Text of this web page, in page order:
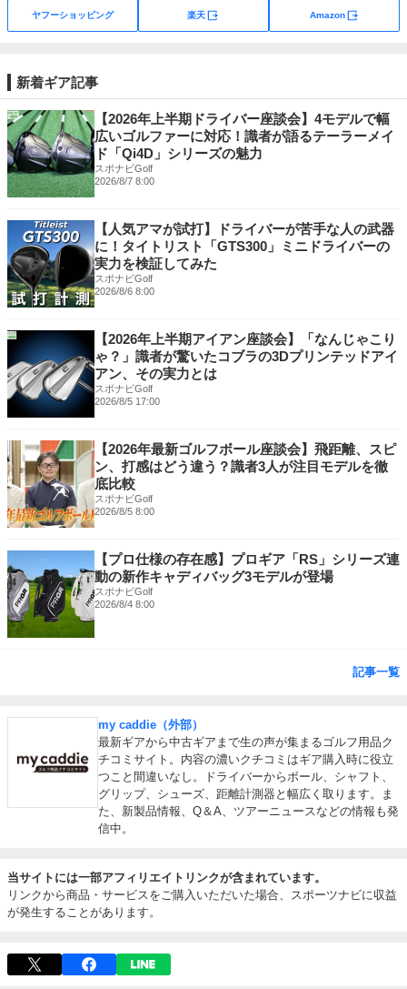
ヤフーショッピング 楽天 Amazon
新着ギア記事
【2026年上半期ドライバー座談会】4モデルで幅
広いゴルファーに対応！識者が語るテーラーメイ
ド「Qi4D」シリーズの魅力
スポナビGolf
2026/8/7 8:00
【人気アマが試打】ドライバーが苦手な人の武器
に！タイトリスト「GTS300」ミニドライバーの
実力を検証してみた
スポナビGolf
2026/8/6 8:00
【2026年上半期アイアン座談会】「なんじゃこり
ゃ？」識者が驚いたコブラの3Dプリンテッドアイ
アン、その実力とは
スポナビGolf
2026/8/5 17:00
【2026年最新ゴルフボール座談会】飛距離、スピ
ン、打感はどう違う？識者3人が注目モデルを徹
底比較
スポナビGolf
2026/8/5 8:00
【プロ仕様の存在感】プロギア「RS」シリーズ連
動の新作キャディバッグ3モデルが登場
スポナビGolf
2026/8/4 8:00
記事一覧
my caddie（外部）
最新ギアから中古ギアまで生の声が集まるゴルフ用品ク
チコミサイト。内容の濃いクチコミはギア購入時に役立
つこと間違いなし。ドライバーからボール、シャフト、
グリップ、シューズ、距離計測器と幅広く取ります。ま
た、新製品情報、Q＆A、ツアーニュースなどの情報も発
信中。
当サイトには一部アフィリエイトリンクが含まれています。
リンクから商品・サービスをご購入いただいた場合、スポーツナビに収益
が発生することがあります。